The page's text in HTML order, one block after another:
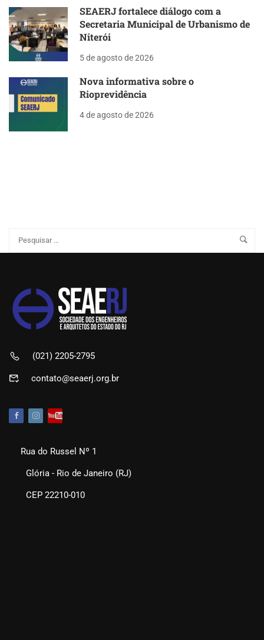
SEAERJ fortalece diálogo com a
Secretaria Municipal de Urbanismo de
Niterói
5 de agosto de 2026
Nova informativa sobre o
Rioprevidência
4 de agosto de 2026
(021) 2205-2795
contato@seaerj.org.br
Rua do Russel Nº 1
Glória - Rio de Janeiro (RJ)
CEP 22210-010